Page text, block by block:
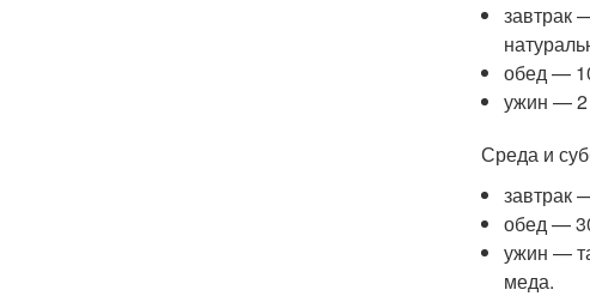
завтрак
обед —
ужин — 2
Среда и
завтрак
обед —
ужин —
меда.